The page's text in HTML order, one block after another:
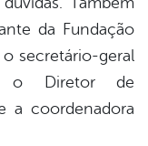
da Fundação
o secretário-geral
o Diretor de
a coordenadora